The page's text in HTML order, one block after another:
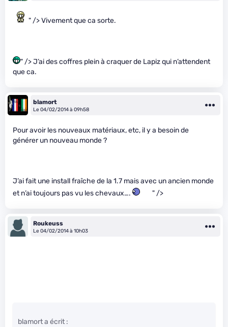
" /> Vivement que ca sorte.
" /> J’ai des coffres plein à craquer de Lapiz qui n’attendent
que ca.
blamort
Le 04/02/2014 à 09h58
Pour avoir les nouveaux matériaux, etc, il y a besoin de
générer un nouveau monde ?
J’ai fait une install fraîche de la 1.7 mais avec un ancien monde
et n’ai toujours pas vu les chevaux….
" />
Roukeuss
Le 04/02/2014 à 10h03
blamort a écrit :